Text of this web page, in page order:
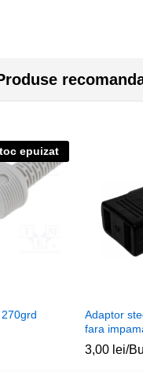
epuizat
Adaptor
fara
3,00 lei/